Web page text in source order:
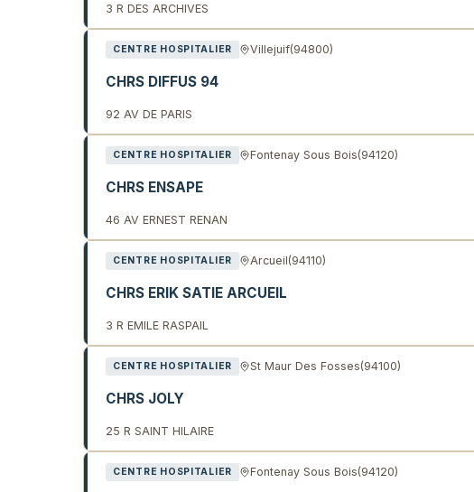
3 R DES ARCHIVES
CENTRE HOSPITALIER Villejuif(94800)
CHRS DIFFUS 94
92 AV DE PARIS
CENTRE HOSPITALIER Fontenay Sous Bois(94120)
CHRS ENSAPE
46 AV ERNEST RENAN
CENTRE HOSPITALIER Arcueil(94110)
CHRS ERIK SATIE ARCUEIL
3 R EMILE RASPAIL
CENTRE HOSPITALIER St Maur Des Fosses(94100)
CHRS JOLY
25 R SAINT HILAIRE
CENTRE HOSPITALIER Fontenay Sous Bois(94120)